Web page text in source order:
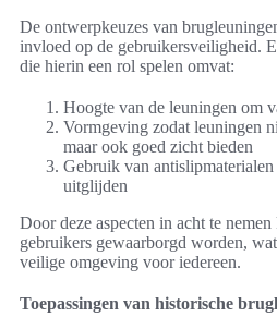
De ontwerpkeuzes van
invloed op de gebruikersveiligheid.
die hierin een rol spelen omvat:
Hoogte van de leuningen om
Vormgeving zodat leuningen
maar ook goed zicht bieden
Gebruik van
uitglijden
Door deze aspecten in acht te
gebruikers gewaarborgd worden,
veilige omgeving voor iedereen.
Toepassingen van historische